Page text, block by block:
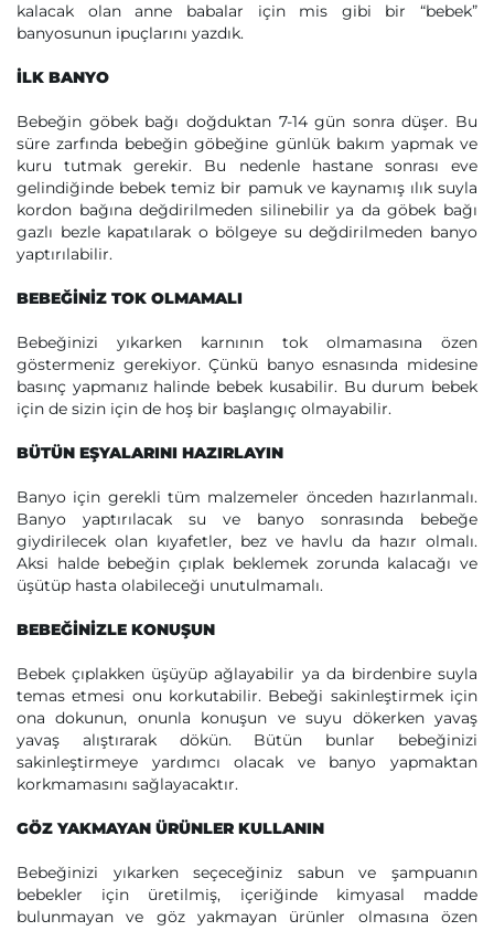
kalacak olan anne babalar için mis gibi bir “bebek”
banyosunun ipuçlarını yazdık.
İLK BANYO
Bebeğin göbek bağı doğduktan 7-14 gün sonra düşer. Bu
süre zarfında bebeğin göbeğine günlük bakım yapmak ve
kuru tutmak gerekir. Bu nedenle hastane sonrası eve
gelindiğinde bebek temiz bir pamuk ve kaynamış ılık suyla
kordon bağına değdirilmeden silinebilir ya da göbek bağı
gazlı bezle kapatılarak o bölgeye su değdirilmeden banyo
yaptırılabilir.
BEBEĞİNİZ TOK OLMAMALI
Bebeğinizi yıkarken karnının tok olmamasına özen
göstermeniz gerekiyor. Çünkü banyo esnasında midesine
basınç yapmanız halinde bebek kusabilir. Bu durum bebek
için de sizin için de hoş bir başlangıç olmayabilir.
BÜTÜN EŞYALARINI HAZIRLAYIN
Banyo için gerekli tüm malzemeler önceden hazırlanmalı.
Banyo yaptırılacak su ve banyo sonrasında bebeğe
giydirilecek olan kıyafetler, bez ve havlu da hazır olmalı.
Aksi halde bebeğin çıplak beklemek zorunda kalacağı ve
üşütüp hasta olabileceği unutulmamalı.
BEBEĞİNİZLE KONUŞUN
Bebek çıplakken üşüyüp ağlayabilir ya da birdenbire suyla
temas etmesi onu korkutabilir. Bebeği sakinleştirmek için
ona dokunun, onunla konuşun ve suyu dökerken yavaş
yavaş alıştırarak dökün. Bütün bunlar bebeğinizi
sakinleştirmeye yardımcı olacak ve banyo yapmaktan
korkmamasını sağlayacaktır.
GÖZ YAKMAYAN ÜRÜNLER KULLANIN
Bebeğinizi yıkarken seçeceğiniz sabun ve şampuanın
bebekler için üretilmiş, içeriğinde kimyasal madde
bulunmayan ve göz yakmayan ürünler olmasına özen